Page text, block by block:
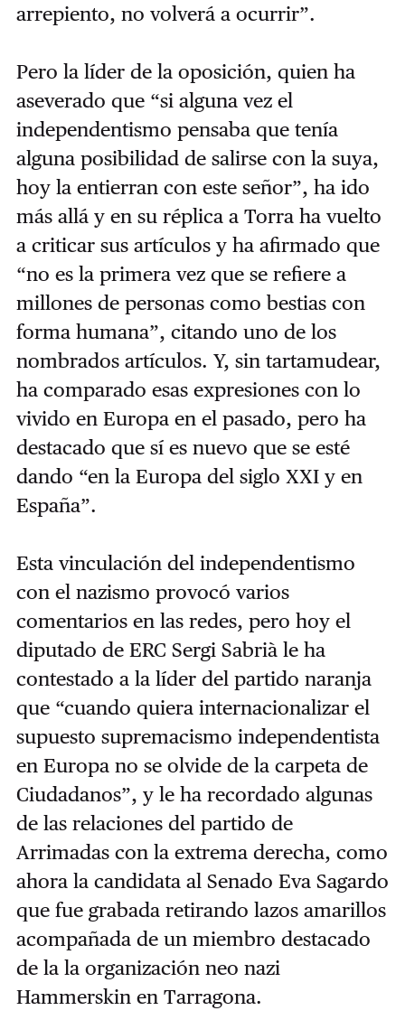
arrepiento, no volverá a ocurrir”.
Pero la líder de la oposición, quien ha
aseverado que “si alguna vez el
independentismo pensaba que tenía
alguna posibilidad de salirse con la suya,
hoy la entierran con este señor”, ha ido
más allá y en su réplica a Torra ha vuelto
a criticar sus artículos y ha afirmado que
“no es la primera vez que se refiere a
millones de personas como bestias con
forma humana”, citando uno de los
nombrados artículos. Y, sin tartamudear,
ha comparado esas expresiones con lo
vivido en Europa en el pasado, pero ha
destacado que sí es nuevo que se esté
dando “en la Europa del siglo XXI y en
España”.
Esta vinculación del independentismo
con el nazismo provocó varios
comentarios en las redes, pero hoy el
diputado de ERC Sergi Sabrià le ha
contestado a la líder del partido naranja
que “cuando quiera internacionalizar el
supuesto supremacismo independentista
en Europa no se olvide de la carpeta de
Ciudadanos”, y le ha recordado algunas
de las relaciones del partido de
Arrimadas con la extrema derecha, como
ahora la candidata al Senado Eva Sagardo
que fue grabada retirando lazos amarillos
acompañada de un miembro destacado
de la la organización neo nazi
Hammerskin en Tarragona.